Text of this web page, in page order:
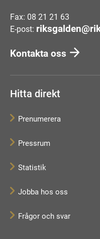
Fax: 08 21 21 63
E-post:
Kontakta oss
Hitta direkt
Prenumerera
Pressrum
Statistik
Jobba hos oss
Frågor och svar